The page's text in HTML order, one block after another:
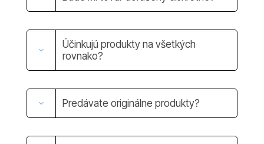
Účinkujú produkty na všetkých
rovnako?
Predávate originálne produkty?